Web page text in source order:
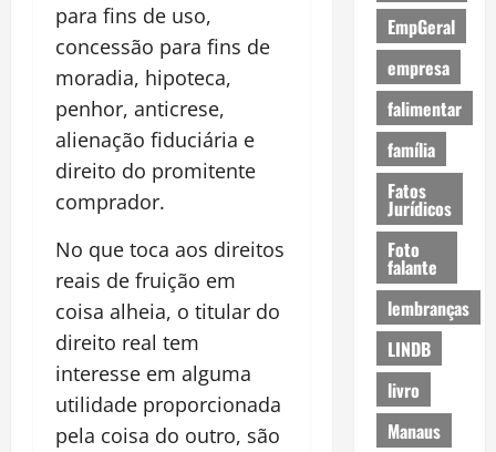
para fins de uso,
concessão para fins de
moradia, hipoteca,
penhor, anticrese,
alienação fiduciária e
direito do promitente
comprador.
No que toca aos direitos
reais de fruição em
coisa alheia, o titular do
direito real tem
interesse em alguma
utilidade proporcionada
pela coisa do outro, são
EmpGeral
empresa
falimentar
família
Fatos
Jurídicos
Foto
falante
lembranças
LINDB
livro
Manaus